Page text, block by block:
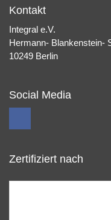
Kontakt
Integral e.V.
Hermann- Blankenstein-
10249 Berlin
Social Media
Zertifiziert nach